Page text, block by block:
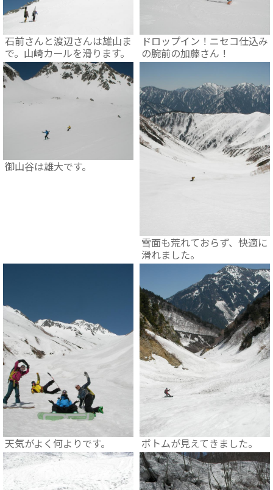
石前さんと渡辺さんは雄山ま
で。山崎カールを滑ります。
ドロップイン！ニセコ仕込み
の腕前の加藤さん！
御山谷は雄大です。
雪面も荒れておらず、快適に
滑れました。
天気がよく何よりです。 ボトムが見えてきました。